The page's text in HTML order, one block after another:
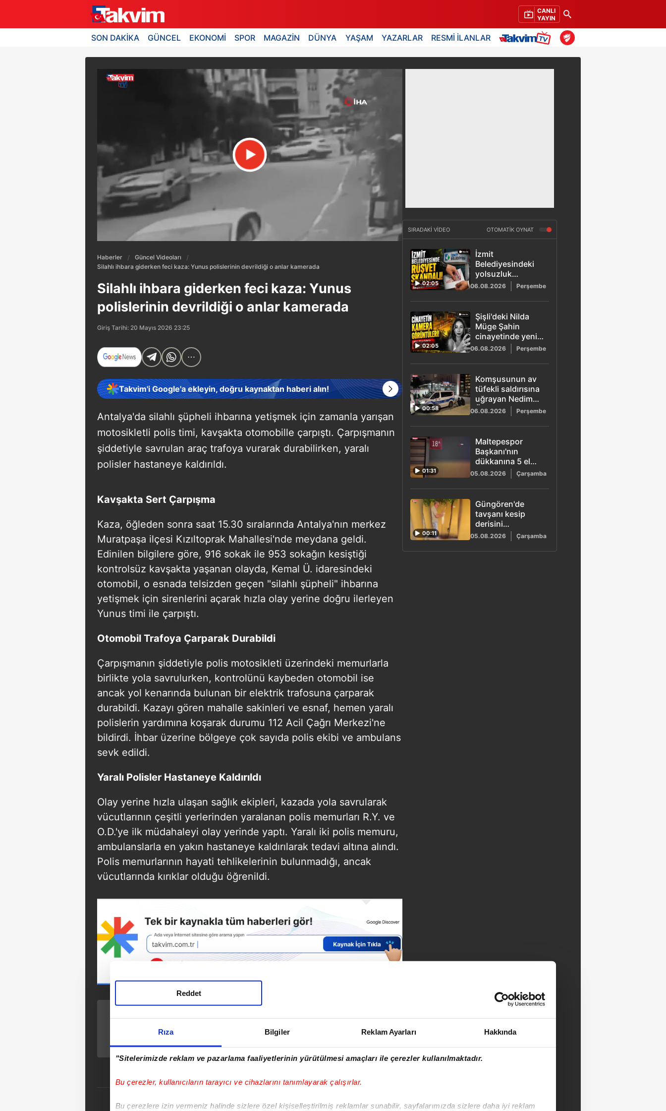
Rıza Bilgiler Reklam Ayarları Hakkında
"Sitelerimizde reklam ve pazarlama faaliyetlerinin yürütülmesi amaçları ile çerezler kullanılmaktadır.
Bu çerezler, kullanıcıların tarayıcı ve cihazlarını tanımlayarak çalışırlar.
Bu çerezlere izin vermeniz halinde sizlere özel kişiselleştirilmiş reklamlar sunabilir, sayfalarımızda sizlere daha iyi reklam
Reddet
CANLI
YAYIN
SON DAKİKA GÜNCEL EKONOMİ SPOR MAGAZİN DÜNYA YAŞAM YAZARLAR RESMİ İLANLAR
Haberler
Güncel Videoları
Silahlı ihbara giderken feci kaza: Yunus polislerinin devrildiği o anlar kamerada
Silahlı ihbara giderken feci kaza: Yunus
polislerinin devrildiği o anlar kamerada
Giriş Tarihi: 20 Mayıs 2026 23:25
Takvim'i Google'a ekleyin, doğru kaynaktan haberi alın!
Antalya'da silahlı şüpheli ihbarına yetişmek için zamanla yarışan
motosikletli polis timi, kavşakta otomobille çarpıştı. Çarpışmanın
şiddetiyle savrulan araç trafoya vurarak durabilirken, yaralı
polisler hastaneye kaldırıldı.
Kavşakta Sert Çarpışma
Kaza, öğleden sonra saat 15.30 sıralarında Antalya'nın merkez
Muratpaşa ilçesi Kızıltoprak Mahallesi'nde meydana geldi.
Edinilen bilgilere göre, 916 sokak ile 953 sokağın kesiştiği
kontrolsüz kavşakta yaşanan olayda, Kemal Ü. idaresindeki
otomobil, o esnada telsizden geçen "silahlı şüpheli" ihbarına
yetişmek için sirenlerini açarak hızla olay yerine doğru ilerleyen
Yunus timi ile çarpıştı.
Otomobil Trafoya Çarparak Durabildi
Çarpışmanın şiddetiyle polis motosikleti üzerindeki memurlarla
birlikte yola savrulurken, kontrolünü kaybeden otomobil ise
ancak yol kenarında bulunan bir elektrik trafosuna çarparak
durabildi. Kazayı gören mahalle sakinleri ve esnaf, hemen yaralı
polislerin yardımına koşarak durumu 112 Acil Çağrı Merkezi'ne
bildirdi. İhbar üzerine bölgeye çok sayıda polis ekibi ve ambulans
sevk edildi.
Yaralı Polisler Hastaneye Kaldırıldı
Olay yerine hızla ulaşan sağlık ekipleri, kazada yola savrularak
vücutlarının çeşitli yerlerinden yaralanan polis memurları R.Y. ve
O.D.'ye ilk müdahaleyi olay yerinde yaptı. Yaralı iki polis memuru,
ambulanslarla en yakın hastaneye kaldırılarak tedavi altına alındı.
Polis memurlarının hayati tehlikelerinin bulunmadığı, ancak
vücutlarında kırıklar olduğu öğrenildi.
Beylikdüzü'nde
kafeye silahlı saldırı:
Müşteriler
içerideyken kurşun
Ankara’da köprüde
korkunç kaza:
Otomobil alt yola
uçtu!
SIRADAKİ VİDEO OTOMATİK OYNAT
02:05
İzmit
Belediyesindeki
yolsuzluk
soruşturmasında
yeni görüntüler
06.08.2026 Perşembe
02:05
Şişli'deki Nilda
Müge Şahin
cinayetinde yeni
gelişme: Güvenlik
görüntüleri ortaya
çıktı
06.08.2026 Perşembe
00:58
Komşusunun av
tüfekli saldırısına
uğrayan Nedim
Özbey hayatını
06.08.2026 Perşembe
01:31
Maltepespor
Başkanı'nın
dükkanına 5 el
ateş açıldı: 1 yaralı
05.08.2026 Çarşamba
00:11
Güngören'de
tavşanı kesip
derisini
yüzmüştü:
Başsavcılık
gözaltı kararını
05.08.2026 Çarşamba